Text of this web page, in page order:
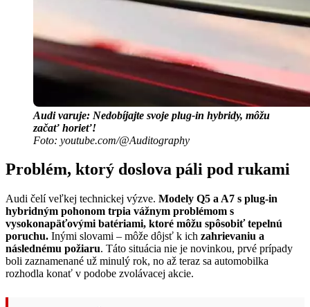
Audi varuje: Nedobíjajte svoje plug-in hybridy, môžu
začať horieť!
Foto: youtube.com/@Auditography
Problém, ktorý doslova páli pod rukami
Audi čelí veľkej technickej výzve. Modely Q5 a A7 s plug-in
hybridným pohonom trpia vážnym problémom s
vysokonapäťovými batériami, ktoré môžu spôsobiť tepelnú
poruchu. Inými slovami – môže dôjsť k ich zahrievaniu a
následnému požiaru. Táto situácia nie je novinkou, prvé prípady
boli zaznamenané už minulý rok, no až teraz sa automobilka
rozhodla konať v podobe zvolávacej akcie.